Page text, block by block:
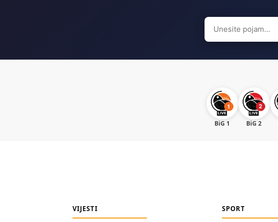
Search
for:
BiG 1 BiG 2
VIJESTI SPORT